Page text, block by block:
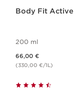
Body Fit Active
200 ml
66,00 €
(330,00 €/1L)